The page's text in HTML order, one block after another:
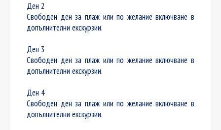
Ден 2
Свободен ден за плаж или по желание включване в
допълнителни екскурзии.
Ден 3
Свободен ден за плаж или по желание включване в
допълнителни екскурзии.
Ден 4
Свободен ден за плаж или по желание включване в
допълнителни екскурзии.